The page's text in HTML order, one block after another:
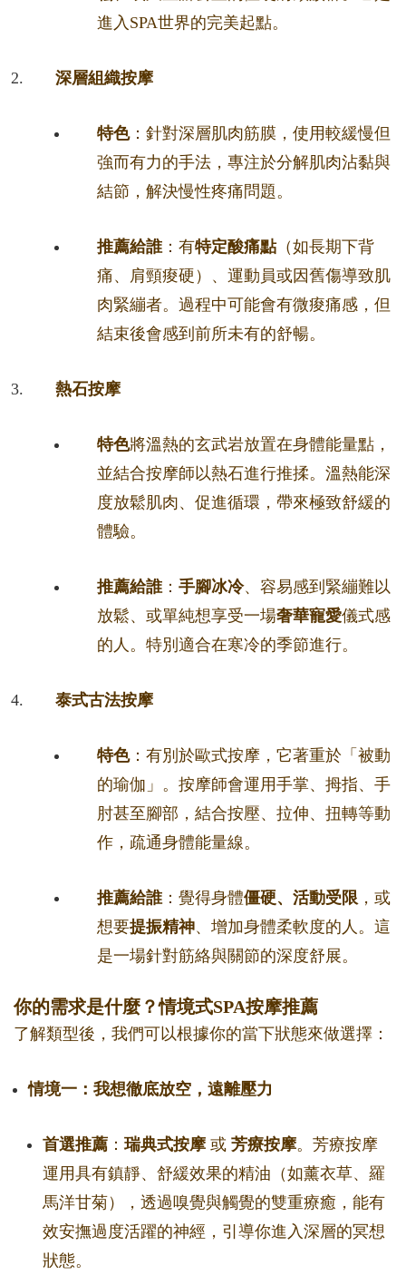
進入SPA世界的完美起點。
深層組織按摩
特色：針對深層肌肉筋膜，使用較緩慢但
強而有力的手法，專注於分解肌肉沾黏與
結節，解決慢性疼痛問題。
推薦給誰：有特定酸痛點（如長期下背
痛、肩頸痠硬）、運動員或因舊傷導致肌
肉緊繃者。過程中可能會有微痠痛感，但
結束後會感到前所未有的舒暢。
熱石按摩
特色將溫熱的玄武岩放置在身體能量點，
並結合按摩師以熱石進行推揉。溫熱能深
度放鬆肌肉、促進循環，帶來極致舒緩的
體驗。
推薦給誰： 手腳冰冷、容易感到緊繃難以
放鬆、或單純想享受一場奢華寵愛儀式感
的人。特別適合在寒冷的季節進行。
泰式古法按摩
特色：有別於歐式按摩，它著重於「被動
的瑜伽」。按摩師會運用手掌、拇指、手
肘甚至腳部，結合按壓、拉伸、扭轉等動
作，疏通身體能量線。
推薦給誰：覺得身體僵硬、活動受限 ，或
想要提振精神、增加身體柔軟度的人。這
是一場針對筋絡與關節的深度舒展。
你的需求是什麼？情境式SPA按摩推薦
了解類型後，我們可以根據你的當下狀態來做選擇：
情境一：我想徹底放空，遠離壓力
首選推薦 ： 瑞典式按摩或 芳療按摩。芳療按摩
運用具有鎮靜、舒緩效果的精油（如薰衣草、羅
馬洋甘菊），透過嗅覺與觸覺的雙重療癒，能有
效安撫過度活躍的神經，引導你進入深層的冥想
狀態。